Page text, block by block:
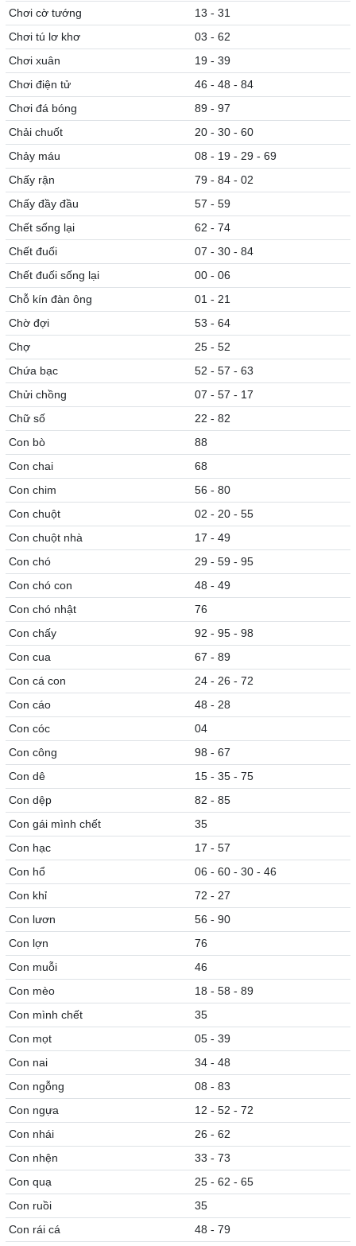
Chơi cờ tướng
13 - 31
Chơi tú lơ khơ
03 - 62
Chơi xuân
19 - 39
Chơi điện tử
46 - 48 - 84
Chơi đá bóng
89 - 97
Chải chuốt
20 - 30 - 60
Chảy máu
08 - 19 - 29 - 69
Chấy rận
79 - 84 - 02
Chấy đầy đầu
57 - 59
Chết sống lại
62 - 74
Chết đuối
07 - 30 - 84
Chết đuối sống lại
00 - 06
Chỗ kín đàn ông
01 - 21
Chờ đợi
53 - 64
Chợ
25 - 52
Chứa bạc
52 - 57 - 63
Chửi chồng
07 - 57 - 17
Chữ số
22 - 82
Con bò
88
Con chai
68
Con chim
56 - 80
Con chuột
02 - 20 - 55
Con chuột nhà
17 - 49
Con chó
29 - 59 - 95
Con chó con
48 - 49
Con chó nhật
76
Con chấy
92 - 95 - 98
Con cua
67 - 89
Con cá con
24 - 26 - 72
Con cáo
48 - 28
Con cóc
04
Con công
98 - 67
Con dê
15 - 35 - 75
Con dệp
82 - 85
Con gái mình chết
35
Con hạc
17 - 57
Con hổ
06 - 60 - 30 - 46
Con khỉ
72 - 27
Con lươn
56 - 90
Con lợn
76
Con muỗi
46
Con mèo
18 - 58 - 89
Con mình chết
35
Con mọt
05 - 39
Con nai
34 - 48
Con ngỗng
08 - 83
Con ngựa
12 - 52 - 72
Con nhái
26 - 62
Con nhện
33 - 73
Con quạ
25 - 62 - 65
Con ruồi
35
Con rái cá
48 - 79